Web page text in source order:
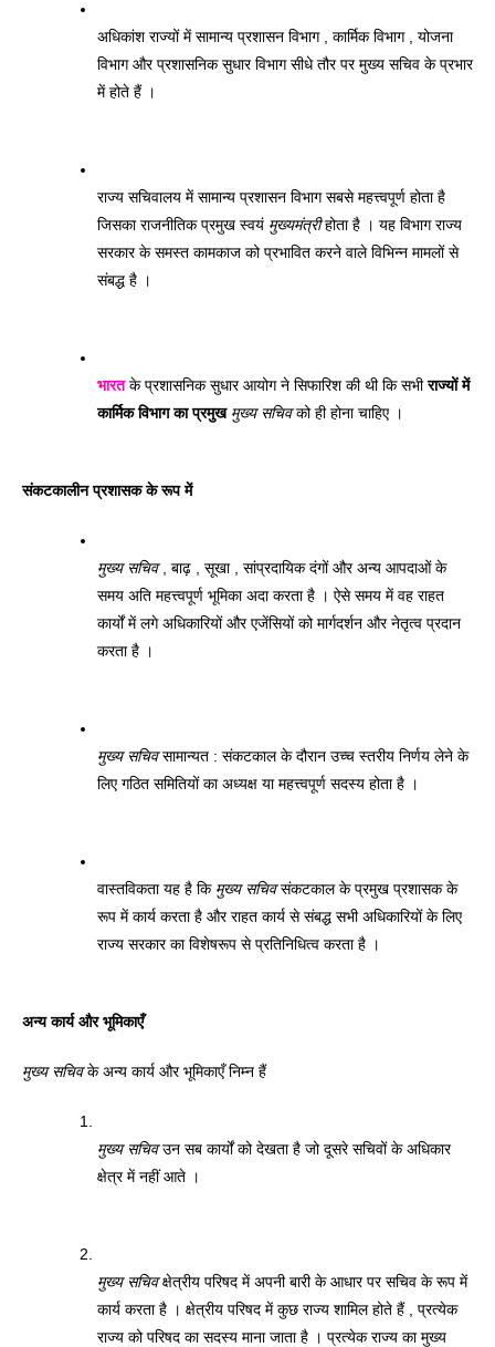
अधिकांश राज्यों में सामान्य प्रशासन विभाग , कार्मिक विभाग , योजना
विभाग और प्रशासनिक सुधार विभाग सीधे तौर पर मुख्य सचिव के प्रभार
में होते हैं ।
राज्य सचिवालय में सामान्य प्रशासन विभाग सबसे महत्त्वपूर्ण होता है
जिसका राजनीतिक प्रमुख स्वयं मुख्यमंत्री होता है । यह विभाग राज्य
सरकार के समस्त कामकाज को प्रभावित करने वाले विभिन्न मामलों से
संबद्ध है ।
भारत के प्रशासनिक सुधार आयोग ने सिफारिश की थी कि सभी राज्यों में
कार्मिक विभाग का प्रमुख मुख्य सचिव को ही होना चाहिए ।
संकटकालीन प्रशासक के रूप में
मुख्य सचिव , बाढ़ , सूखा , सांप्रदायिक दंगों और अन्य आपदाओं के
समय अति महत्त्वपूर्ण भूमिका अदा करता है । ऐसे समय में वह राहत
कार्यों में लगे अधिकारियों और एजेंसियों को मार्गदर्शन और नेतृत्व प्रदान
करता है ।
मुख्य सचिव सामान्यत : संकटकाल के दौरान उच्च स्तरीय निर्णय लेने के
लिए गठित समितियों का अध्यक्ष या महत्त्वपूर्ण सदस्य होता है ।
वास्तविकता यह है कि मुख्य सचिव संकटकाल के प्रमुख प्रशासक के
रूप में कार्य करता है और राहत कार्य से संबद्ध सभी अधिकारियों के लिए
राज्य सरकार का विशेषरूप से प्रतिनिधित्व करता है ।
अन्य कार्य और भूमिकाएँ
मुख्य सचिव के अन्य कार्य और भूमिकाएँ निम्न हैं
मुख्य सचिव उन सब कार्यों को देखता है जो दूसरे सचिवों के अधिकार
क्षेत्र में नहीं आते ।
मुख्य सचिव क्षेत्रीय परिषद में अपनी बारी के आधार पर सचिव के रूप में
कार्य करता है । क्षेत्रीय परिषद में कुछ राज्य शामिल होते हैं , प्रत्येक
राज्य को परिषद का सदस्य माना जाता है । प्रत्येक राज्य का मुख्य